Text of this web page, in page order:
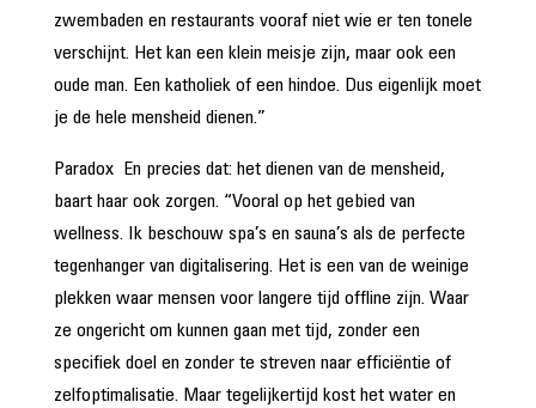
zwembaden en restaurants vooraf niet wie er ten tonele
verschijnt. Het kan een klein meisje zijn, maar ook een
oude man. Een katholiek of een hindoe. Dus eigenlijk moet
je de hele mensheid dienen.”
Paradox En precies dat: het dienen van de mensheid,
baart haar ook zorgen. “Vooral op het gebied van
wellness. Ik beschouw spa’s en sauna’s als de perfecte
tegenhanger van digitalisering. Het is een van de weinige
plekken waar mensen voor langere tijd offline zijn. Waar
ze ongericht om kunnen gaan met tijd, zonder een
specifiek doel en zonder te streven naar efficiëntie of
zelfoptimalisatie. Maar tegelijkertijd kost het water en